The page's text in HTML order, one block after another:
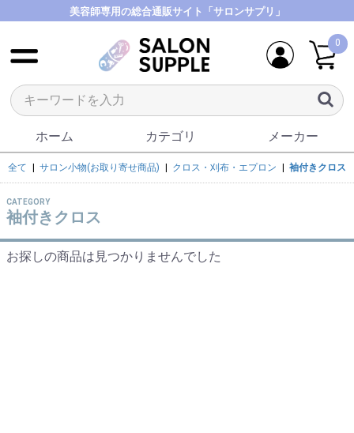
美容師専用の総合通販サイト「サロンサプリ」
0
ホーム カテゴリ メーカー
全て サロン小物(お取り寄せ商品) クロス・刈布・エプロン 袖付きクロス
CATEGORY
袖付きクロス
お探しの商品は見つかりませんでした